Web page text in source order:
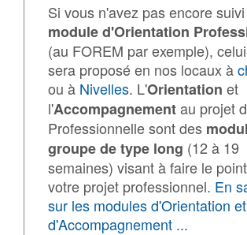
Si vous n'avez pas encore
module d'Orientation
(au FOREM par exemple),
sera proposé en nos locaux à
ou à Nivelles. L'Orientation et
l'Accompagnementau projet
Professionnelle sont des
groupe de type long (12 à 19
semaines) visant à faire le
votre projet professionnel. En
sur les modules d'Orientation et
d'Accompagnement ...